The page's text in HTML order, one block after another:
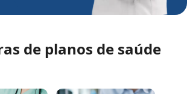
de planos de saúde